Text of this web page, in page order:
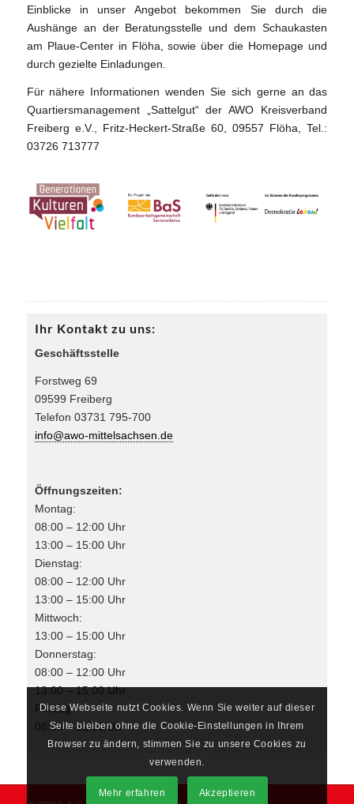
Einblicke in unser Angebot bekommen Sie durch die
Aushänge an der Beratungsstelle und dem Schaukasten
am Plaue-Center in Flöha, sowie über die Homepage und
durch gezielte Einladungen.
Für nähere Informationen wenden Sie sich gerne an das
Quartiersmanagement „Sattelgut“ der AWO Kreisverband
Freiberg e.V., Fritz-Heckert-Straße 60, 09557 Flöha, Tel.:
03726 713777
Ihr Kontakt zu uns:
Geschäftsstelle
Forstweg 69
09599 Freiberg
Telefon 03731 795-700
info@awo-mittelsachsen.de
Öffnungszeiten:
Montag:
08:00 – 12:00 Uhr
13:00 – 15:00 Uhr
Dienstag:
08:00 – 12:00 Uhr
13:00 – 15:00 Uhr
Mittwoch:
13:00 – 15:00 Uhr
Donnerstag:
08:00 – 12:00 Uhr
13:00 – 15:00 Uhr
Freitag:
08:00 – 12:00 Uhr
Diese Webseite nutzt Cookies. Wenn Sie weiter auf dieser
Seite bleiben ohne die Cookie-Einstellungen in Ihrem
Browser zu ändern, stimmen Sie zu unsere Cookies zu
verwenden.
Mehr erfahren Akzeptieren